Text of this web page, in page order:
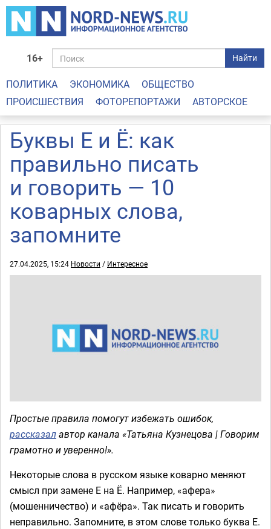
16+ Найти
ПОЛИТИКА ЭКОНОМИКА
ОБЩЕСТВО
ПРОИСШЕСТВИЯ
ФОТОРЕПОРТАЖИ АВТОРСКОЕ
Буквы Е и Ё: как
правильно писать
и говорить — 10
коварных слова,
запомните
27.04.2025, 15:24 Новости / Интересное
Простые правила помогут избежать ошибок,
рассказалавтор канала «Татьяна Кузнецова | Говорим
грамотно и уверенно!».
Некоторые слова в русском языке коварно меняют
смысл при замене Е на Ё. Например, «афера»
(мошенничество) и «афёра». Так писать и говорить
неправильно. Запомните, в этом слове только буква Е.